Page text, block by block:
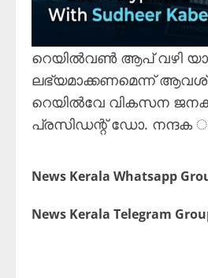
റെയിൽവൺ ആപ് വഴി
ലഭ്യമാക്കണമെന്ന്
റെയിൽവേ വികസന
പ്രസിഡന്റ് ഡോ. നന്ദക
News Kerala Whatsapp
News Kerala Telegram